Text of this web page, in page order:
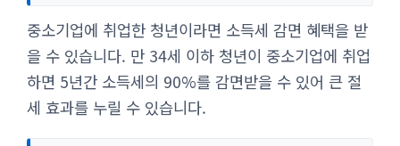
중소기업에 취업한 청년이라면 소득세 감면 혜택을 받
을 수 있습니다. 만 34세 이하 청년이 중소기업에 취업
하면 5년간 소득세의 90%를 감면받을 수 있어 큰 절
세 효과를 누릴 수 있습니다.